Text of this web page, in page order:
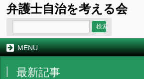
弁護士自治を考える会
MENU
最新記事